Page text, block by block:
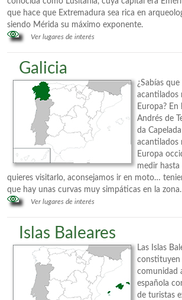
que hace que Extremadura sea rica en
siendo Mérida su máximo exponente.
Ver lugares de interés
Galicia
¿Sabías
acantilados
Europa? En
Andrés de
da
acantilados
Europa
medir
quieres visitarlo, aconsejamos ir en moto…
que hay unas curvas muy simpáticas en la zona.
Ver lugares de interés
Islas Baleares
Las Islas
constituyen
comunidad
española
de turistas